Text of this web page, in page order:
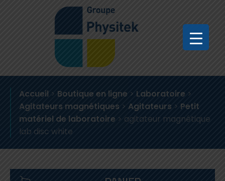
Accueil > Boutique en ligne > Laboratoire >
Agitateurs magnétiques > Agitateurs > Petit
matériel de laboratoire > agitateur magnétique
lab disc white